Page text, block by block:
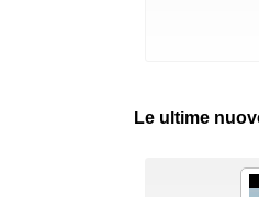
Le ultime